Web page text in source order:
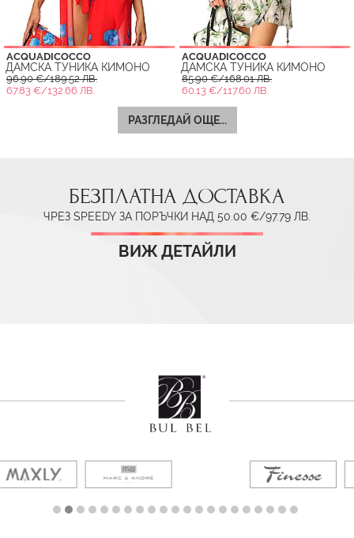
ACQUADICOCCO
ДАМСКА ТУНИКА КИМОНО
96.90 €/189.52 ЛВ.
67.83 €/132.66 ЛВ.
ACQUADICOCCO
ДАМСКА ТУНИКА КИМОНО
85.90 €/168.01 ЛВ.
60.13 €/117.60 ЛВ.
РАЗГЛЕДАЙ ОЩЕ...
БЕЗПЛАТНА ДОСТАВКА
ЧРЕЗ SPEEDY ЗА ПОРЪЧКИ НАД 50.00 €/97.79 ЛВ.
ВИЖ ДЕТАЙЛИ